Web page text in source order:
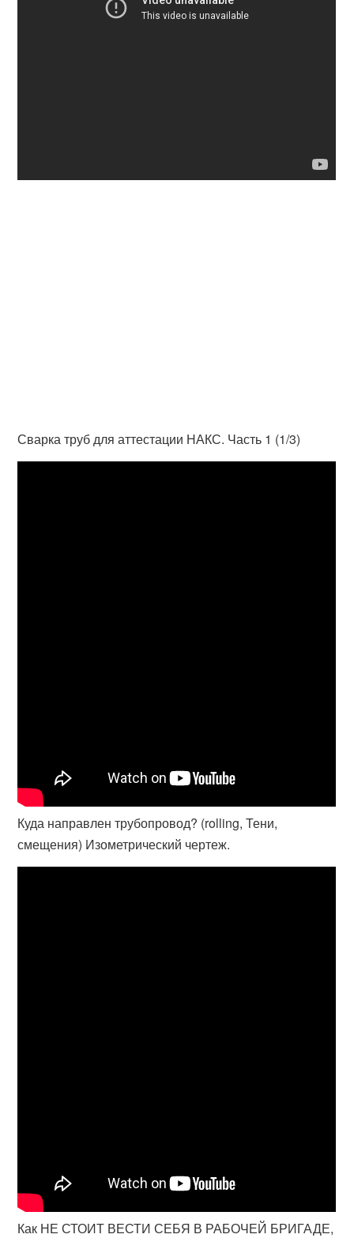
Сварка труб для аттестации НАКС. Часть 1 (1/3)
Куда направлен трубопровод? (rolling, Тени,
смещения) Изометрический чертеж.
Как НЕ СТОИТ ВЕСТИ СЕБЯ В РАБОЧЕЙ БРИГАДЕ,